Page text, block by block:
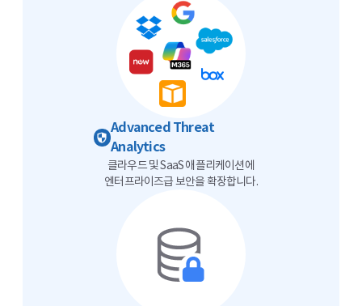
Advanced Threat
Analytics
클라우드 및 SaaS 애플리케이션에
엔터프라이즈급 보안을 확장합니다.